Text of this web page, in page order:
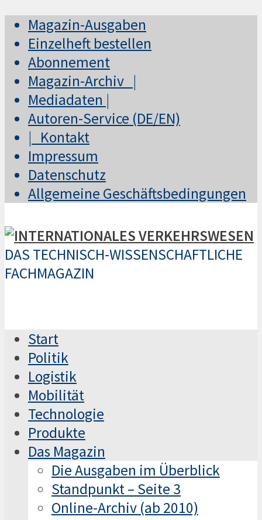
Magazin-Ausgaben
Einzelheft bestellen
Abonnement
Magazin-Archiv |
Mediadaten |
Autoren-Service (DE/EN)
| Kontakt
Impressum
Datenschutz
Allgemeine Geschäftsbedingungen
DAS TECHNISCH-WISSENSCHAFTLICHE
FACHMAGAZIN
Start
Politik
Logistik
Mobilität
Technologie
Produkte
Das Magazin
Die Ausgaben im Überblick
Standpunkt – Seite 3
Online-Archiv (ab 2010)